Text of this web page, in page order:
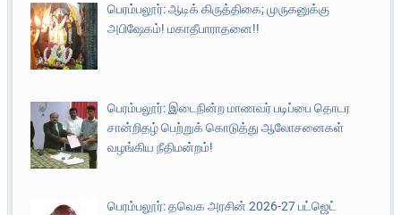
பெரம்பலூர்: ஆடிக் கிருத்திகை; முருகனுக்கு
அபிஷேகம்! மகாதீபாராதனை!!
பெரம்பலூர்: இடைநின்ற மாணவர் படிப்பை தொடர
சான்றிதழ் பெற்றுக் கொடுத்து ஆலோசனைகள்
வழங்கிய நீதிமன்றம்!
பெரம்பலூர்: தவெக அரசின் 2026-27 பட்ஜெட்